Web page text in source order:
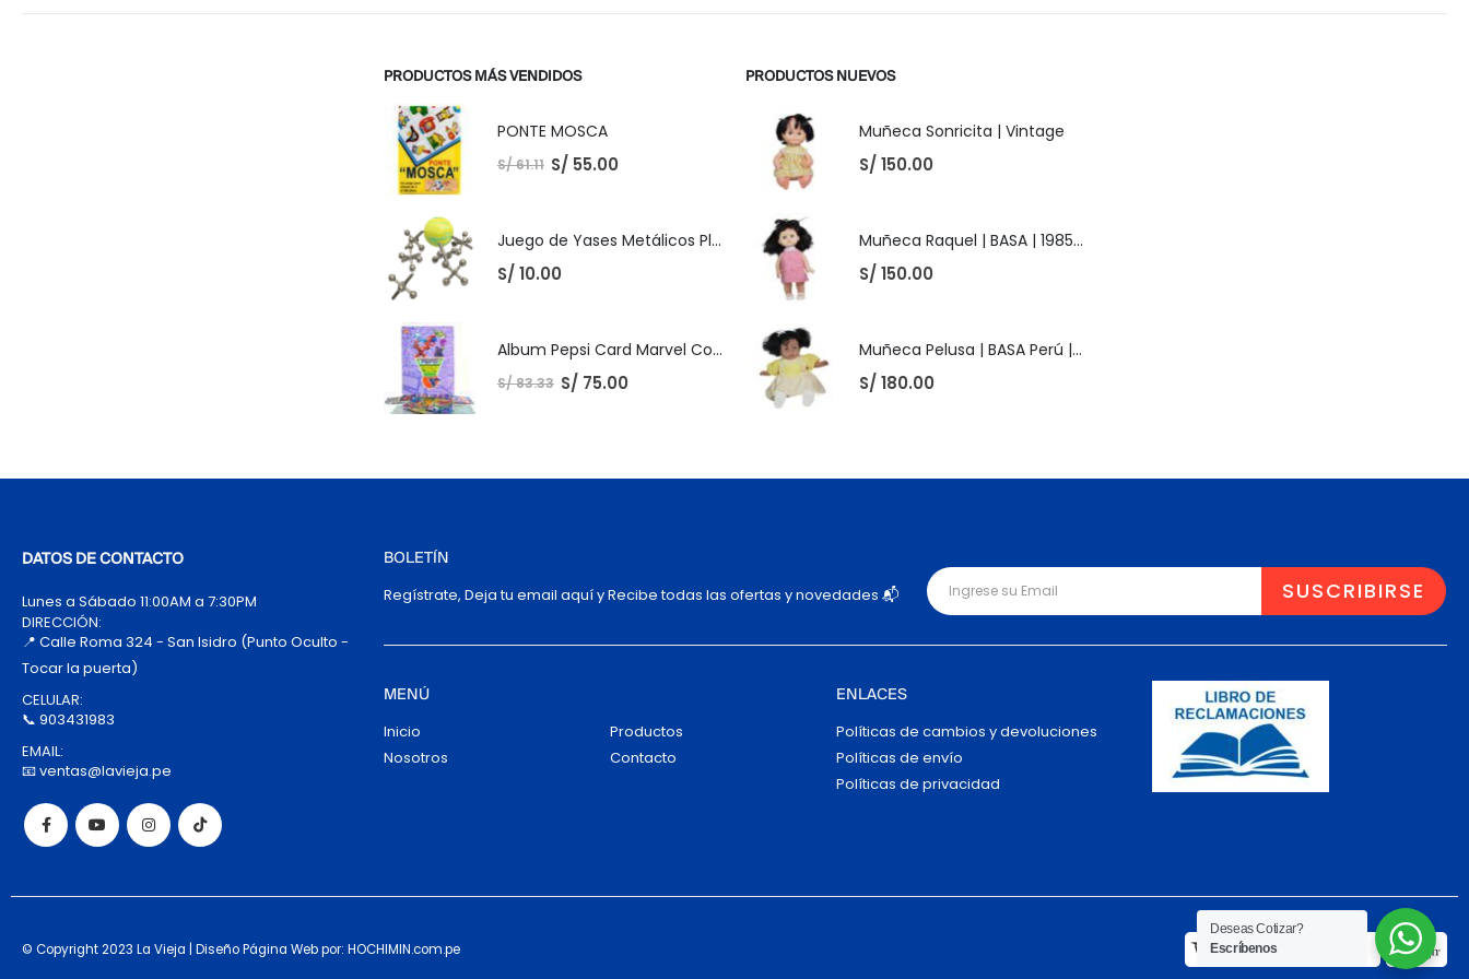
PRODUCTOS MÁS VENDIDOS
PONTE MOSCA
S/61.11 S/ 55.00
Juego de Yases Metálicos Plomos 6 Unidades + Pelota de Goma (En Bolsita Lista para Regalar)
S/ 10.00
Album Pepsi Card Marvel Completo
S/83.33 S/ 75.00
PRODUCTOS NUEVOS
Muñeca Sonricita | Vintage
S/ 150.00
Muñeca Raquel | BASA | 1985 | Vintage
S/ 150.00
Muñeca Pelusa | BASA Perú | Años 80 | Original
S/ 180.00
DATOS DE CONTACTO
Lunes a Sábado 11:00AM a 7:30PM
DIRECCIÓN:
📍 Calle Roma 324 - San Isidro (Punto Oculto -
Tocar la puerta)
CELULAR:
📞 903431983
EMAIL:
📧 ventas@lavieja.pe
BOLETÍN
Regístrate, Deja tu email aquí y Recibe todas las ofertas y novedades 📬
MENÚ
Inicio
Nosotros
Productos
Contacto
ENLACES
Políticas de cambios y devoluciones
Políticas de envío
Políticas de privacidad
© Copyright 2023 La Vieja | Diseño Página Web por: HOCHIMIN.com.pe
Deseas Cotizar?
Escríbenos